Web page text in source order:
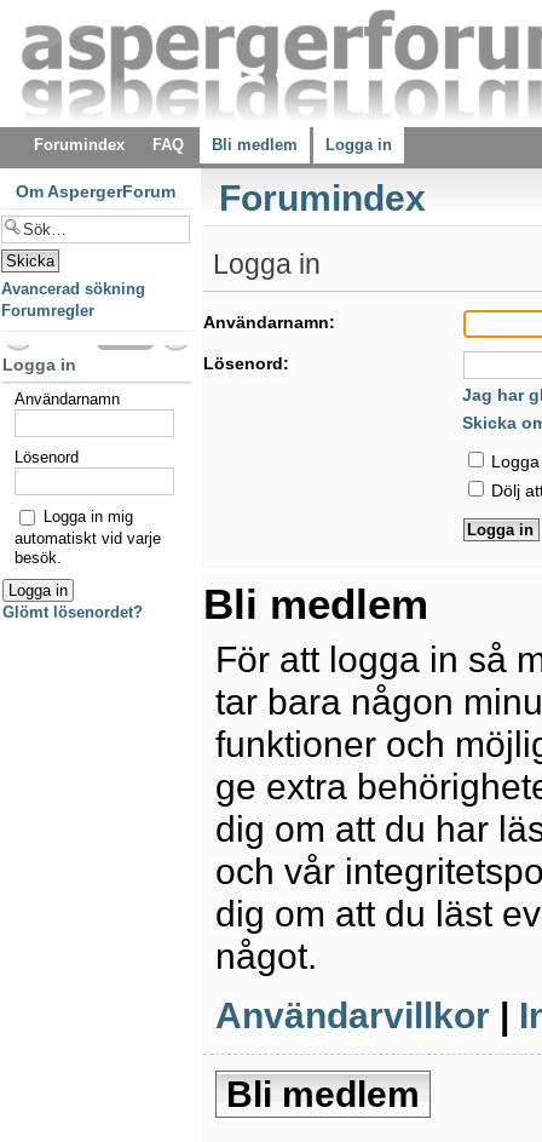
Forumindex FAQ Bli medlem Logga in
Forumindex
Logga in
Användarnamn:
Lösenord:
Jag har
Skicka
Dölj
Bli medlem
För att logga in så
tar bara någon
funktioner och
ge extra
dig om att du har
och vår
dig om att du läst
något.
Användarvillkor |
Bli medlem
Om AspergerForum
Avancerad sökning
Forumregler
Logga in
Användarnamn
Lösenord
Logga in mig
automatiskt vid varje
besök.
Glömt lösenordet?